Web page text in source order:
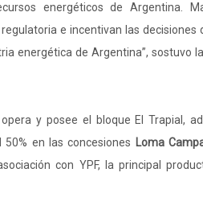
energéticos de Argentina.
e incentivan las decisiones
energética de Argentina”, sostuvo
opera y posee el bloque El Trapial,
en las concesiones Loma
con YPF, la principal